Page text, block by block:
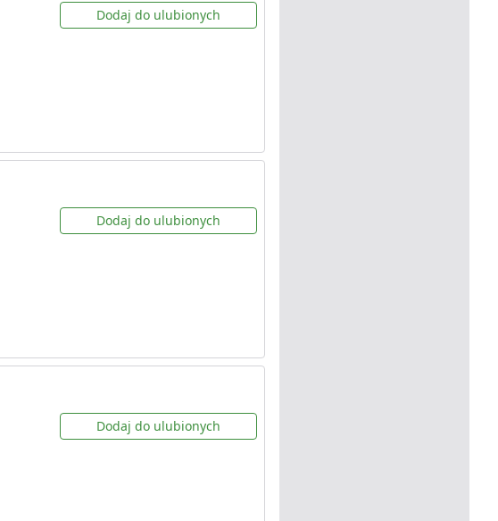
Dodaj do ulubionych
Dodaj do ulubionych
Dodaj do ulubionych